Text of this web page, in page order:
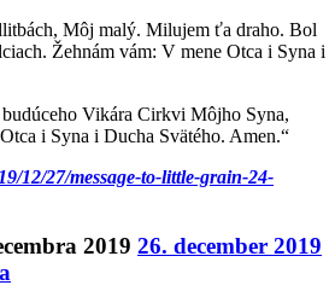
Môj malý. Milujem ťa draho. Bol
Žehnám vám: V mene Otca i Syna i
Vikára Cirkvi Môjho Syna,
i Syna i Ducha Svätého. Amen.“
12/27/message-to-little-grain-24-
2019 26. december 2019